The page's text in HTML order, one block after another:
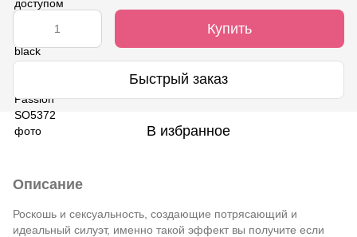
Купить
Быстрый заказ
В избранное
Описание
Роскошь и сексуальность, создающие потрясающий и
идеальный силуэт, именно такой эффект вы получите если